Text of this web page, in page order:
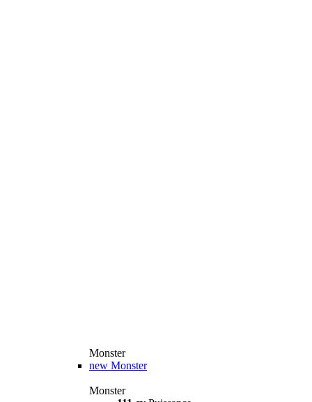
Monster
new Monster
Monster